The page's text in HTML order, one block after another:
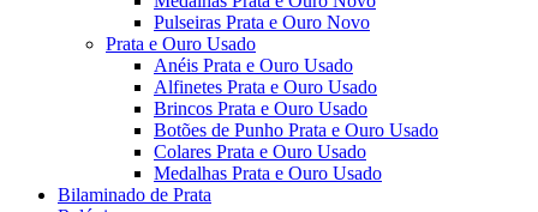
Pulseiras Prata e Ouro Novo
Prata e Ouro Usado
Anéis Prata e Ouro Usado
Alfinetes Prata e Ouro Usado
Brincos Prata e Ouro Usado
Botões de Punho Prata e Ouro Usado
Colares Prata e Ouro Usado
Medalhas Prata e Ouro Usado
Bilaminado de Prata